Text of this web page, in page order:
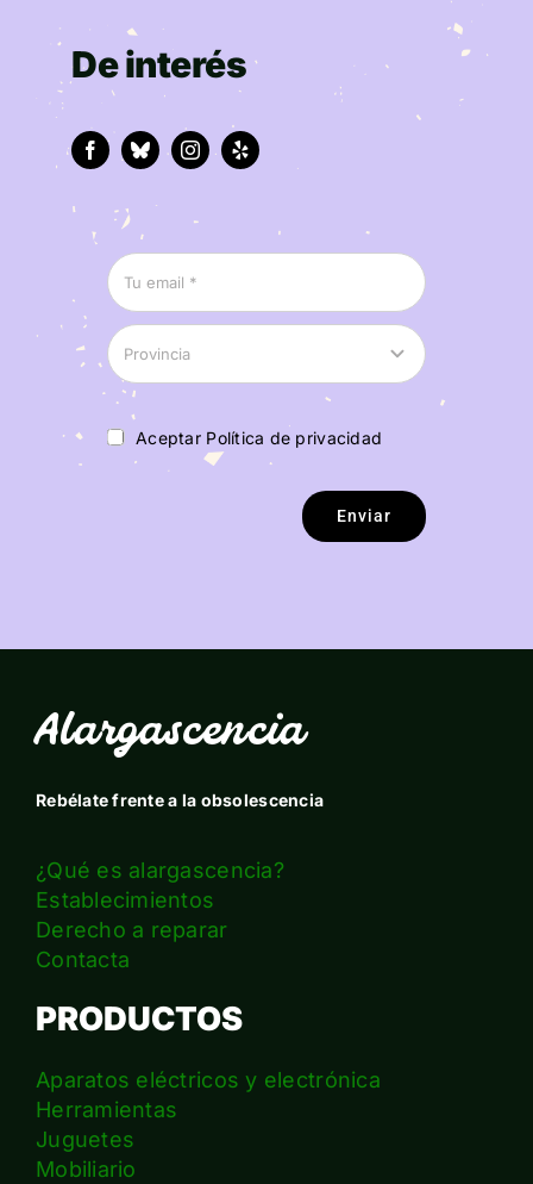
De interés
Aceptar Política de privacidad
Enviar
Alargascencia
Rebélate frente a la obsolescencia
¿Qué es alargascencia?
Establecimientos
Derecho a reparar
Contacta
PRODUCTOS
Aparatos eléctricos y electrónica
Herramientas
Juguetes
Mobiliario